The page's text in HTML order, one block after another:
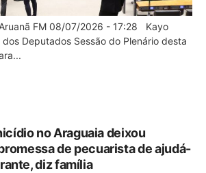
FM 08/07/2026 - 17:28 Kayo
Deputados Sessão do Plenário desta
no Araguaia deixou
de pecuarista de ajudá-
diz família